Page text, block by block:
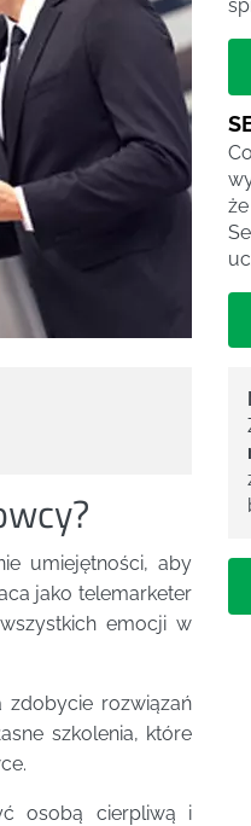
umiejętności, aby
jako telemarketer
emocji w
rozwiązań
szkolenia, które
osobą cierpliwą i